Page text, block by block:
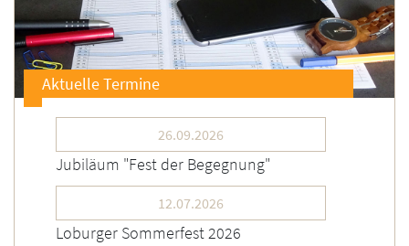
Aktuelle Termine
26.09.2026
Jubiläum "Fest der Begegnung"
12.07.2026
Loburger Sommerfest 2026